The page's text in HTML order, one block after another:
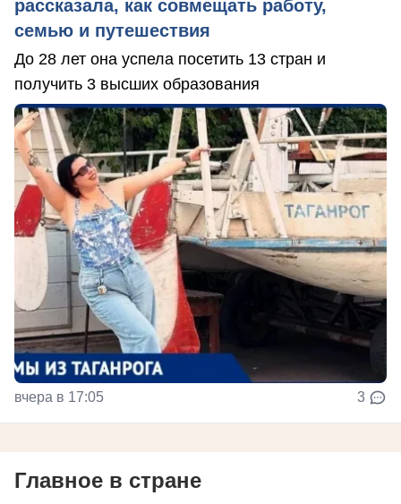
рассказала, как совмещать работу,
семью и путешествия
До 28 лет она успела посетить 13 стран и
получить 3 высших образования
вчера в 17:05 3
Главное в стране